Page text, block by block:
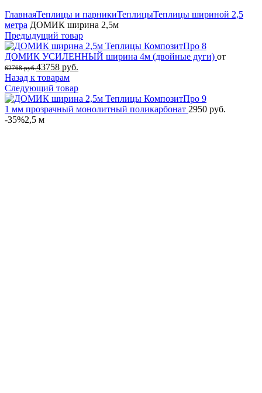
ГлавнаяТеплицы и парникиТеплицыТеплицы шириной 2,5
метра ДОМИК ширина 2,5м
Предыдущий товар
ДОМИК УСИЛЕННЫЙ ширина 4м (двойные дуги) от
62768руб.43758 руб.
Назад к товарам
Следующий товар
1 мм прозрачный монолитный поликарбонат 2950 руб.
-35%2,5 м